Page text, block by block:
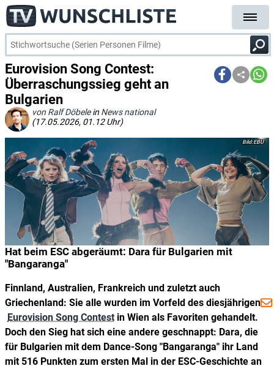
Eurovision Song Contest:
Überraschungssieg geht an
Bulgarien
von Ralf Döbelein News national
(17.05.2026, 01.12 Uhr)
Hat beim ESC abgeräumt: Dara für Bulgarien mit
"Bangaranga"
EBU
Finnland, Australien, Frankreich und zuletzt auch
Griechenland: Sie alle wurden im Vorfeld des diesjährigen
Eurovision Song Contest in Wien als Favoriten gehandelt.
Doch den Sieg hat sich eine andere geschnappt: Dara, die
für Bulgarien mit dem Dance-Song "Bangaranga" ihr Land
mit 516 Punkten zum ersten Mal in der ESC-Geschichte an